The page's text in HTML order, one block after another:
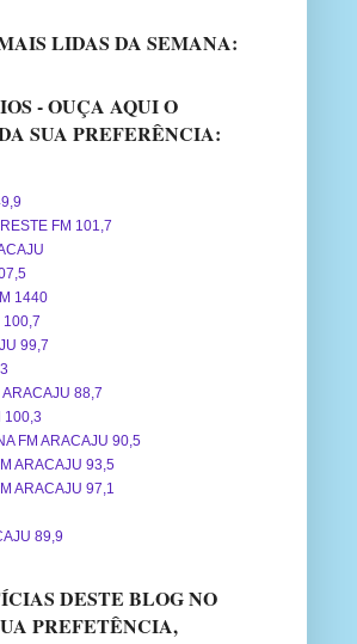
LIDAS DA SEMANA:
- OUÇA AQUI O
SUA PREFERÊNCIA:
FM 101,7
1440
100,7
99,7
88,7
100,3
FM ARACAJU 90,5
ARACAJU 93,5
ARACAJU 97,1
89,9
DESTE BLOG NO
PREFETÊNCIA,